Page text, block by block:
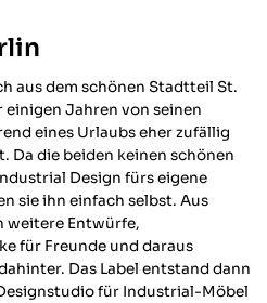
aus dem schönen Stadtteil St.
einigen Jahren von seinen
eines Urlaubs eher zufällig
Da die beiden keinen schönen
Design fürs eigene
sie ihn einfach selbst. Aus
weitere Entwürfe,
für Freunde und daraus
Das Label entstand dann
für Industrial-Möbel